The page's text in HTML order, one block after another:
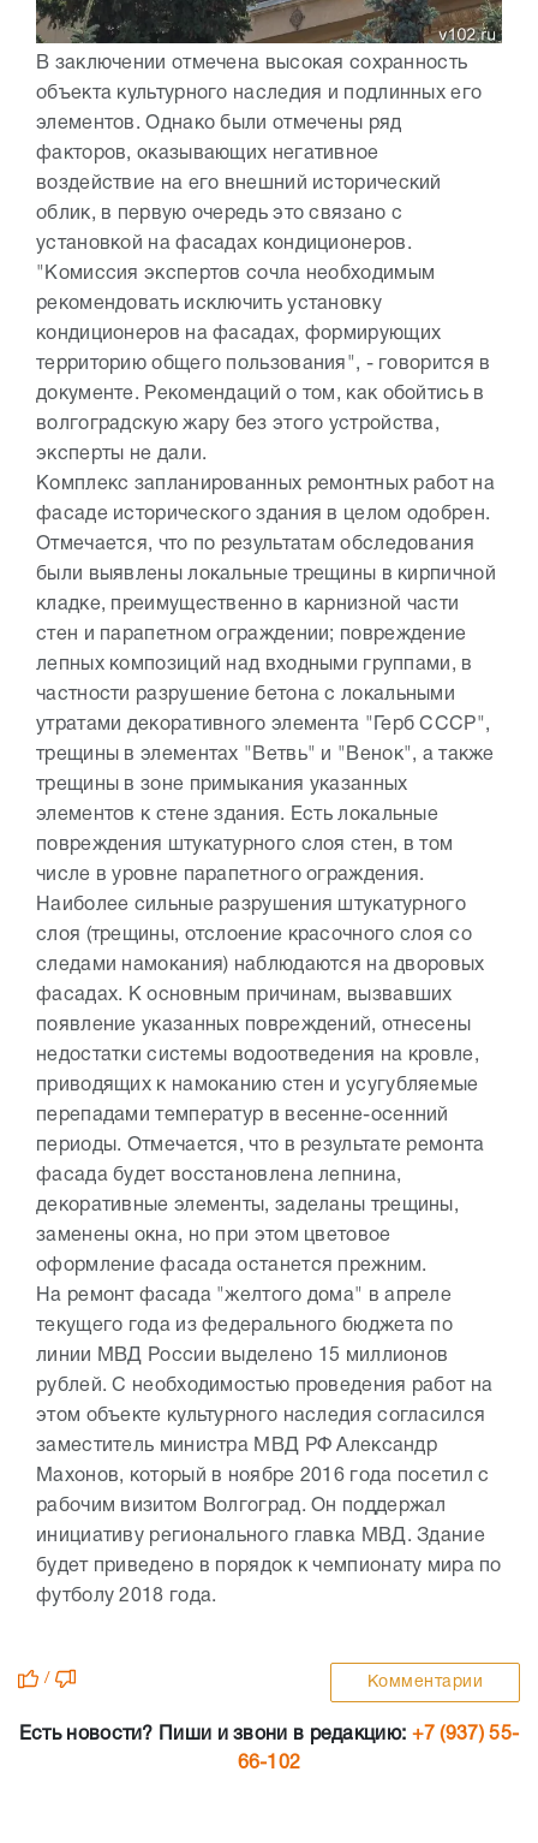
В заключении отмечена высокая сохранность
объекта культурного наследия и подлинных его
элементов. Однако были отмечены ряд
факторов, оказывающих негативное
воздействие на его внешний исторический
облик, в первую очередь это связано с
установкой на фасадах кондиционеров.
"Комиссия экспертов сочла необходимым
рекомендовать исключить установку
кондиционеров на фасадах, формирующих
территорию общего пользования", - говорится в
документе. Рекомендаций о том, как обойтись в
волгоградскую жару без этого устройства,
эксперты не дали.
Комплекс запланированных ремонтных работ на
фасаде исторического здания в целом одобрен.
Отмечается, что по результатам обследования
были выявлены локальные трещины в кирпичной
кладке, преимущественно в карнизной части
стен и парапетном ограждении; повреждение
лепных композиций над входными группами, в
частности разрушение бетона с локальными
утратами декоративного элемента "Герб СССР",
трещины в элементах "Ветвь" и "Венок", а также
трещины в зоне примыкания указанных
элементов к стене здания. Есть локальные
повреждения штукатурного слоя стен, в том
числе в уровне парапетного ограждения.
Наиболее сильные разрушения штукатурного
слоя (трещины, отслоение красочного слоя со
следами намокания) наблюдаются на дворовых
фасадах. К основным причинам, вызвавших
появление указанных повреждений, отнесены
недостатки системы водоотведения на кровле,
приводящих к намоканию стен и усугубляемые
перепадами температур в весенне-осенний
периоды. Отмечается, что в результате ремонта
фасада будет восстановлена лепнина,
декоративные элементы, заделаны трещины,
заменены окна, но при этом цветовое
оформление фасада останется прежним.
На ремонт фасада "желтого дома" в апреле
текущего года из федерального бюджета по
линии МВД России выделено 15 миллионов
рублей. С необходимостью проведения работ на
этом объекте культурного наследия согласился
заместитель министра МВД РФ Александр
Махонов, который в ноябре 2016 года посетил с
рабочим визитом Волгоград. Он поддержал
инициативу регионального главка МВД. Здание
будет приведено в порядок к чемпионату мира по
футболу 2018 года.
/ Комментарии
Есть новости? Пиши и звони в редакцию: +7 (937) 55-
66-102